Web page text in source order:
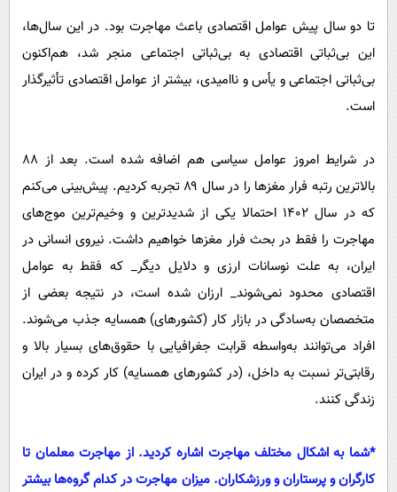
تا دو سال پیش عوامل اقتصادی باعث مهاجرت بود. در این سال‌ها،
این بی‌ثباتی اقتصادی به بی‌ثباتی اجتماعی منجر شد، هم‌اکنون
بی‌ثباتی اجتماعی و یأس و ناامیدی، بیشتر از عوامل اقتصادی تأثیرگذار
است.
در شرایط امروز عوامل سیاسی هم اضافه شده است. بعد از ۸۸
بالاترین رتبه فرار مغز‌ها را در سال ۸۹ تجربه کردیم. پیش‌بینی می‌کنم
که در سال ۱۴۰۲ احتمالا یکی از شدیدترین و وخیم‌ترین موج‌های
مهاجرت را فقط در بحث فرار مغز‌ها خواهیم داشت. نیروی انسانی در
ایران، به علت نوسانات ارزی و دلایل دیگر_ که فقط به عوامل
اقتصادی محدود نمی‌شوند_ ارزان شده است، در نتیجه بعضی از
متخصصان به‌سادگی در بازار کار (کشورهای) همسایه جذب می‌شوند.
افراد می‌توانند به‌واسطه قرابت جغرافیایی با حقوق‌های بسیار بالا و
رقابتی‌تر نسبت به داخل، (در کشور‌های همسایه) کار کرده و در ایران
زندگی کنند.
‌*شما به اشکال مختلف مهاجرت اشاره کردید. از مهاجرت معلمان تا
کارگران و پرستاران و ورزشکاران. میزان مهاجرت در کدام گروه‌ها بیشتر